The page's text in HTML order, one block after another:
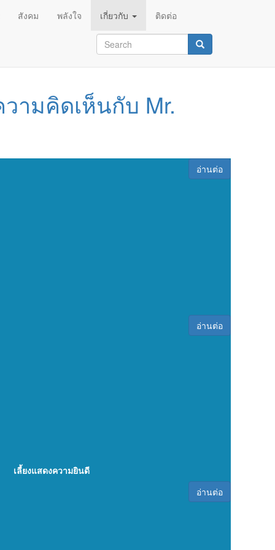
สังคม พลังใจ เกี่ยวกับ ติดต่อ
Search
form
ามคิดเห็นกับ Mr.
อ่านต่อ
อ่านต่อ
เลี้ยงแสดงความยินดี
อ่านต่อ